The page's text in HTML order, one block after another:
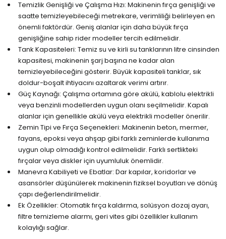
Temizlik Genişliği ve Çalışma Hızı: Makinenin fırça genişliği ve
saatte temizleyebileceği metrekare, verimliliği belirleyen en
önemli faktördür. Geniş alanlar için daha büyük fırça
genişliğine sahip rider modeller tercih edilmelidir.
Tank Kapasiteleri: Temiz su ve kirli su tanklarının litre cinsinden
kapasitesi, makinenin şarj başına ne kadar alan
temizleyebileceğini gösterir. Büyük kapasiteli tanklar, sık
doldur-boşalt ihtiyacını azaltarak verimi artırır.
Güç Kaynağı: Çalışma ortamına göre akülü, kablolu elektrikli
veya benzinli modellerden uygun olanı seçilmelidir. Kapalı
alanlar için genellikle akülü veya elektrikli modeller önerilir.
Zemin Tipi ve Fırça Seçenekleri: Makinenin beton, mermer,
fayans, epoksi veya ahşap gibi farklı zeminlerde kullanıma
uygun olup olmadığı kontrol edilmelidir. Farklı sertlikteki
fırçalar veya diskler için uyumluluk önemlidir.
Manevra Kabiliyeti ve Ebatlar: Dar kapılar, koridorlar ve
asansörler düşünülerek makinenin fiziksel boyutları ve dönüş
çapı değerlendirilmelidir.
Ek Özellikler: Otomatik fırça kaldırma, solüsyon dozaj ayarı,
filtre temizleme alarmı, geri vites gibi özellikler kullanım
kolaylığı sağlar.